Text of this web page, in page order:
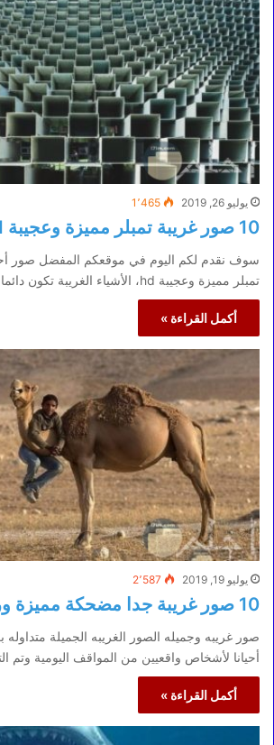
يوليو 26, 2019 1٬465
10 صور غريبة تمبلر مميزة وعجيبة hd
سوف نقدم لكم اليوم في موقعكم المفضل صور
تمبلر مميزة وعجيبة hd، الأشياء الغريبة تكون دائما…
أكمل القراءة »
يوليو 19, 2019 2٬587
10 صور غريبة جدا مضحكة مميزة ورائعة
صور غريبه وجميله الصور الغريبه الجميلة
أحيانا لأشخاص واقعيين من المواقف اليومية وتم
أكمل القراءة »